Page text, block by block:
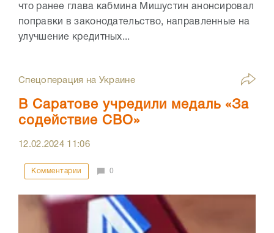
что ранее глава кабмина Мишустин анонсировал
поправки в законодательство, направленные на
улучшение кредитных...
Спецоперация на Украине
В Саратове учредили медаль «За
содействие СВО»
12.02.2024 11:06
Комментарии 0